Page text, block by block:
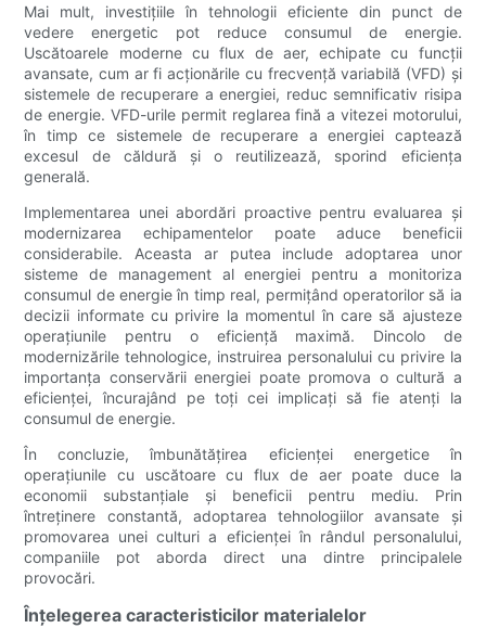
Mai mult, investițiile în tehnologii eficiente din punct de
vedere energetic pot reduce consumul de energie.
Uscătoarele moderne cu flux de aer, echipate cu funcții
avansate, cum ar fi acționările cu frecvență variabilă (VFD) și
sistemele de recuperare a energiei, reduc semnificativ risipa
de energie. VFD-urile permit reglarea fină a vitezei motorului,
în timp ce sistemele de recuperare a energiei captează
excesul de căldură și o reutilizează, sporind eficiența
generală.
Implementarea unei abordări proactive pentru evaluarea și
modernizarea echipamentelor poate aduce beneficii
considerabile. Aceasta ar putea include adoptarea unor
sisteme de management al energiei pentru a monitoriza
consumul de energie în timp real, permițând operatorilor să ia
decizii informate cu privire la momentul în care să ajusteze
operațiunile pentru o eficiență maximă. Dincolo de
modernizările tehnologice, instruirea personalului cu privire la
importanța conservării energiei poate promova o cultură a
eficienței, încurajând pe toți cei implicați să fie atenți la
consumul de energie.
În concluzie, îmbunătățirea eficienței energetice în
operațiunile cu uscătoare cu flux de aer poate duce la
economii substanțiale și beneficii pentru mediu. Prin
întreținere constantă, adoptarea tehnologiilor avansate și
promovarea unei culturi a eficienței în rândul personalului,
companiile pot aborda direct una dintre principalele
provocări.
Înțelegerea caracteristicilor materialelor